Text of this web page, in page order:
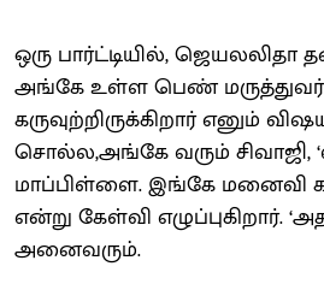
ஒரு பார்ட்டியில், ஜெயலலிதா
அங்கே உள்ள பெண் மருத்துவர்
கருவுற்றிருக்கிறார் எனும்
சொல்ல,அங்கே வரும்
மாப்பிள்ளை. இங்கே மனைவி
என்று கேள்வி எழுப்புகிறார்.
அனைவரும்.